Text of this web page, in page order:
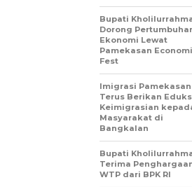
Bupati
Dorong
Ekonomi Lewat
Pamekasan
Fest
Imigrasi Pamekasan
Terus Berikan
Keimigrasian
Masyarakat di
Bangkalan
Bupati
Terima
WTP dari BPK RI